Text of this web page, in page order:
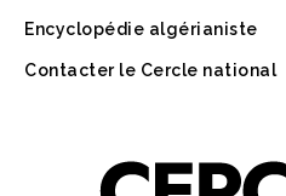
Encyclopédie algérianiste
Contacter le Cercle national